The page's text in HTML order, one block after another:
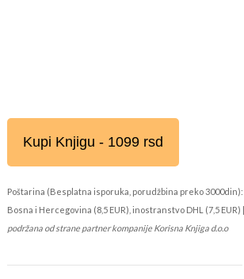
Kupi Knjigu - 1099 rsd
Poštarina (Besplatna isporuka, porudžbina preko 3000din):
Bosna i Hercegovina (8,5 EUR), inostranstvo DHL (7,5 EUR) |
podržana od strane partner kompanije Korisna Knjiga d.o.o